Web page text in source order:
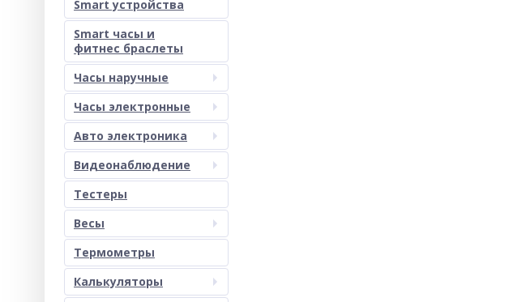
Smart устройства
Smart часы и
фитнес браслеты
Часы наручные
Часы электронные
Авто электроника
Видеонаблюдение
Тестеры
Весы
Термометры
Калькуляторы